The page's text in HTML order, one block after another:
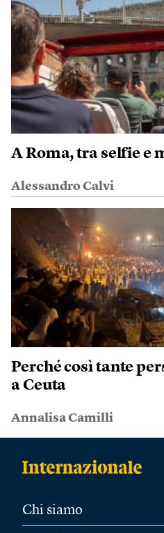
A Roma, tra selfie e
Alessandro Calvi
Perché così tante
a Ceuta
Annalisa Camilli
Chi siamo